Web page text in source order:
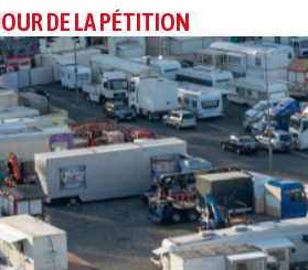
DE LA PÉTITION